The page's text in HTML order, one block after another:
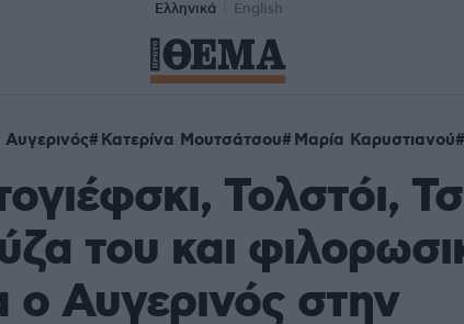
Ελληνικά English
Κατερίνα Μουτσάτσου Μαρία Καρυστιανού
Τολστόι,
του και
ο Αυγερινός στην